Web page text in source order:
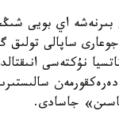
بىرنەشە اي بويى
نۇكتەسى
دەرەكقورمەن
جاسادى.